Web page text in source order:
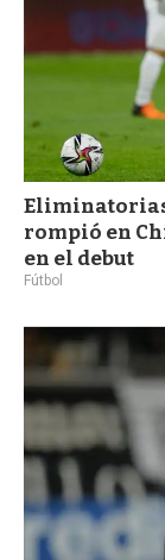
rompió en
en el debut
Fútbol